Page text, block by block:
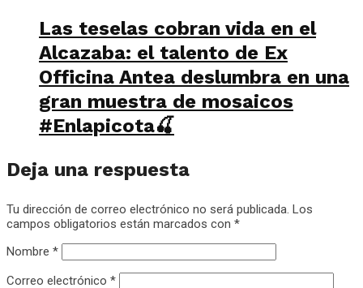
Las teselas cobran vida en el
Alcazaba: el talento de Ex
Officina Antea deslumbra en una
gran muestra de mosaicos
#Enlapicota🍒
Deja una respuesta
Tu dirección de correo electrónico no será publicada. Los
campos obligatorios están marcados con *
Nombre *
Correo electrónico *